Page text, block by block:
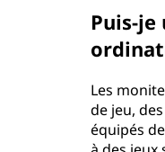
Puis-
Les
de jeu,
équipés